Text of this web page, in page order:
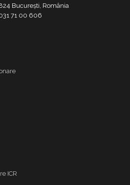
București, România
71 00 606
ICR